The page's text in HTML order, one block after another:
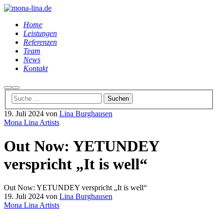
Home
Leistungen
Referenzen
Team
News
Kontakt
Suchen
Hauptmenü
19. Juli 2024 von Lina Burghausen
Mona Lina Artists
Out Now: YETUNDEY
verspricht „It is well“
Out Now: YETUNDEY verspricht „It is well“
19. Juli 2024 von Lina Burghausen
Mona Lina Artists